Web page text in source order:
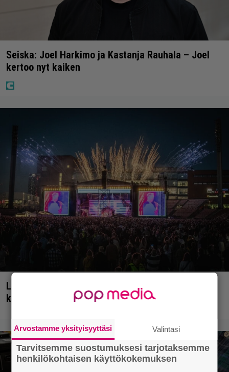
Seiska: Joel Harkimo ja Kastanja Rauhala – Joel
kertoo nyt kaiken
Livearvio: Kaikki häipyy, niin myös Eppu Normaali
kunniakkaasti keikkalavoilta
Arvostamme yksityisyyttäsi Valintasi
Tarvitsemme suostumuksesi tarjotaksemme
henkilökohtaisen käyttökokemuksen